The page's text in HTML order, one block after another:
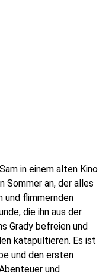
in einem alten Kino
Sommer an, der alles
und flimmernden
die ihn aus der
Grady befreien und
katapultieren. Es ist
und den ersten
und